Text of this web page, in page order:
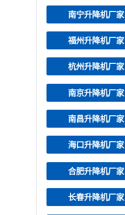
南宁升降机厂家
福州升降机厂家
杭州升降机厂家
南京升降机厂家
南昌升降机厂家
海口升降机厂家
合肥升降机厂家
长春升降机厂家